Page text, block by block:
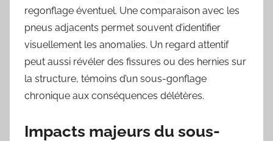
regonflage éventuel. Une comparaison avec les
pneus adjacents permet souvent d’identifier
visuellement les anomalies. Un regard attentif
peut aussi révéler des fissures ou des hernies sur
la structure, témoins d’un sous-gonflage
chronique aux conséquences délétères.
Impacts majeurs du sous-